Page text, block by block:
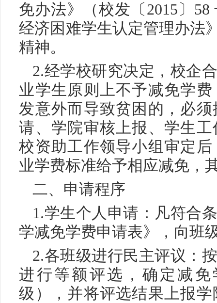
免办法》（校发〔2015〕
经济困难学生认定管理办法
精神。
2.经学校研究决定，校企
业学生原则上不予减免学
发意外而导致贫困的，必
请、学院审核上报、学生
校资助工作领导小组审定
业学费标准给予相应减免，
二、申请程序
1.学生个人申请：凡符合
学减免学费申请表》，向班
2.各班级进行民主评议：
进行等额评选，确定减
级），并将评选结果上报